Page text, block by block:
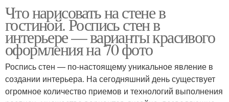
Что нарисовать на стене в
гостиной. Роспись стен в
интерьере — варианты красивого
оформления на 70 фото
Роспись стен — по-настоящему уникальное явление в
создании интерьера. На сегодняшний день существует
огромное количество приемов и технологий выполнения